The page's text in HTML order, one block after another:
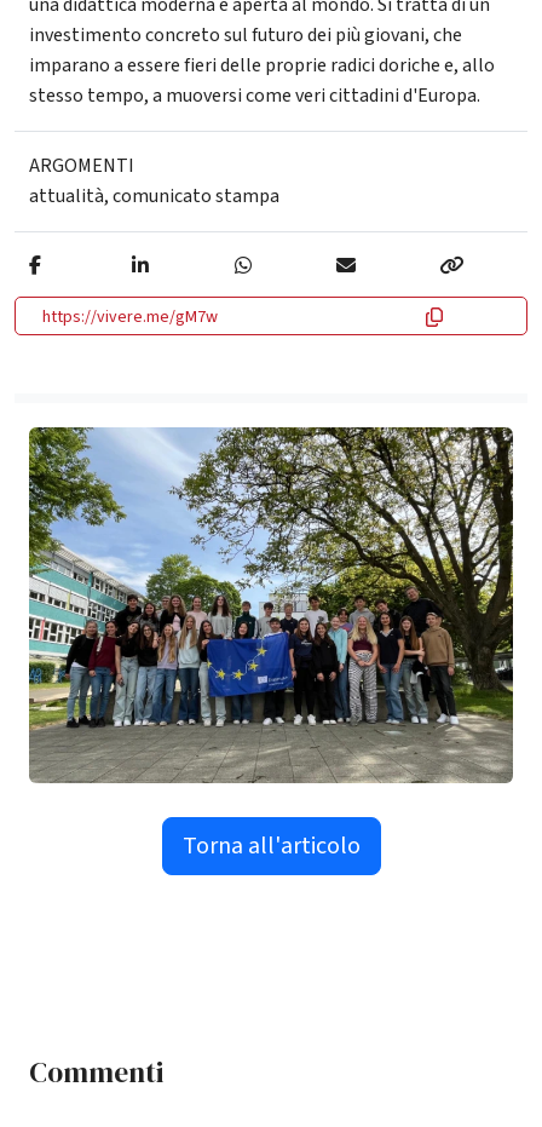
investimento concreto sul futuro dei più giovani, che
imparano a essere fieri delle proprie radici doriche e, allo
stesso tempo, a muoversi come veri cittadini d'Europa.
ARGOMENTI
attualità,comunicato stampa
https://vivere.me/gM7w
Torna all'articolo
Commenti